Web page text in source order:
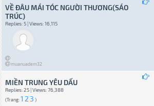
VỀ ĐÂU MÁI TÓC NGƯỜI THƯƠNG(SÁO
TRÚC)
Replies: 5 | Views: 16,115
muanuadem32
MIỀN TRUNG YÊU DẤU
Replies: 25 | Views: 76,388
(Trang:1 2 3 )